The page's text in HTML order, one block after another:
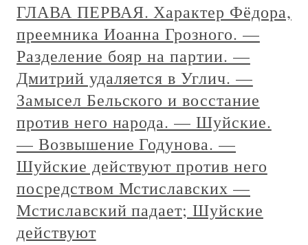
ГЛАВА ПЕРВАЯ. Характер Фёдора,
преемника Иоанна Грозного. —
Разделение бояр на партии. —
Дмитрий удаляется в Углич. —
Замысел Бельского и восстание
против него народа. — Шуйские.
— Возвышение Годунова. —
Шуйские действуют против него
посредством Мстиславских —
Мстиславский падает; Шуйские
действуют